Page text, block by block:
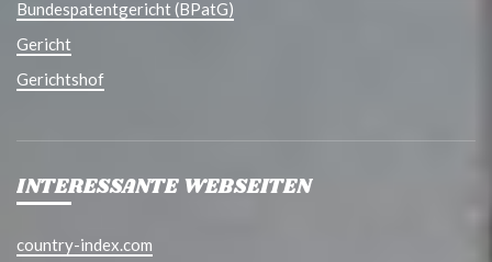
Bundespatentgericht (BPatG)
Gericht
Gerichtshof
INTERESSANTE WEBSEITEN
country-index.com